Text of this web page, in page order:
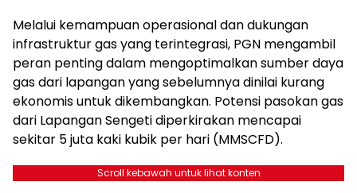
Melalui kemampuan operasional dan dukungan
infrastruktur gas yang terintegrasi, PGN mengambil
peran penting dalam mengoptimalkan sumber daya
gas dari lapangan yang sebelumnya dinilai kurang
ekonomis untuk dikembangkan. Potensi pasokan gas
dari Lapangan Sengeti diperkirakan mencapai
sekitar 5 juta kaki kubik per hari (MMSCFD).
Scroll kebawah untuk lihat konten